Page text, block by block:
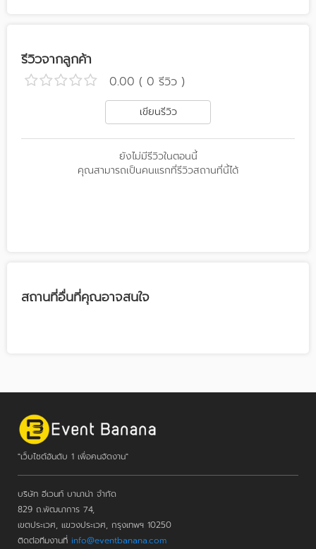
รีวิวจากลูกค้า
0.00 ( 0 รีวิว )
เขียนรีวิว
ยังไม่มีรีวิวในตอนนี้
คุณสามารถเป็นคนแรกที่รีวิวสถานที่นี้ได้
สถานที่อื่นที่คุณอาจสนใจ
"เว็บไซต์อันดับ 1 เพื่อคนจัดงาน"
บริษัท อีเวนท์ บานาน่า จำกัด
829 ถ.พัฒนาการ 74,
เขตประเวศ, แขวงประเวศ, กรุงเทพฯ 10250
ติดต่อทีมงานที่ info@eventbanana.com